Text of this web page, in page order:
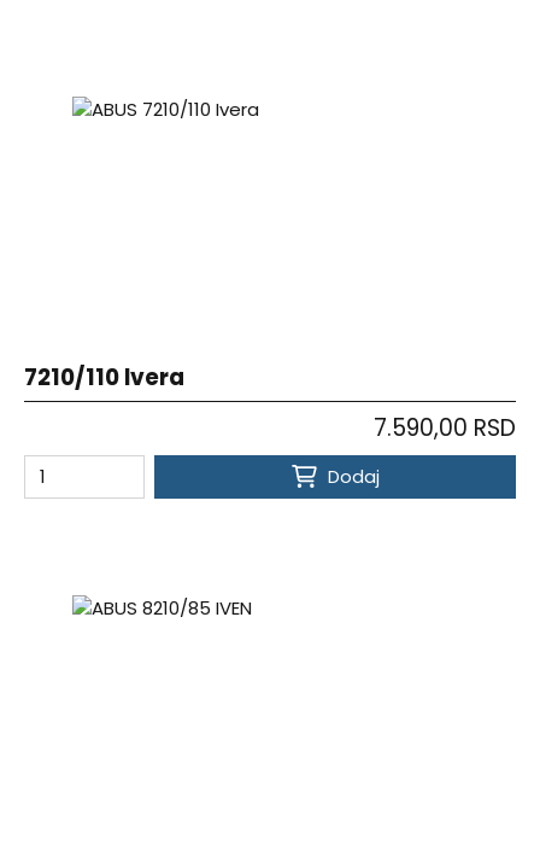
7210/110 Ivera
7.590,00 RSD
Dodaj